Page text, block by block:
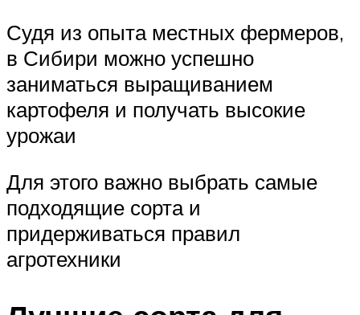
Судя из опыта местных фермеров,
в Сибири можно успешно
заниматься выращиванием
картофеля и получать высокие
урожаи
Для этого важно выбрать самые
подходящие сорта и
придерживаться правил
агротехники